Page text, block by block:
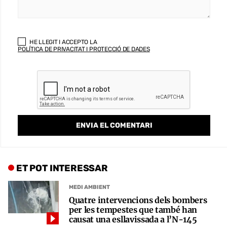
HE LLEGIT I ACCEPTO LA
POLÍTICA DE PRIVACITAT I PROTECCIÓ DE DADES
ET POT INTERESSAR
MEDI AMBIENT
Quatre intervencions dels bombers
per les tempestes que també han
causat una esllavissada a l’N-145